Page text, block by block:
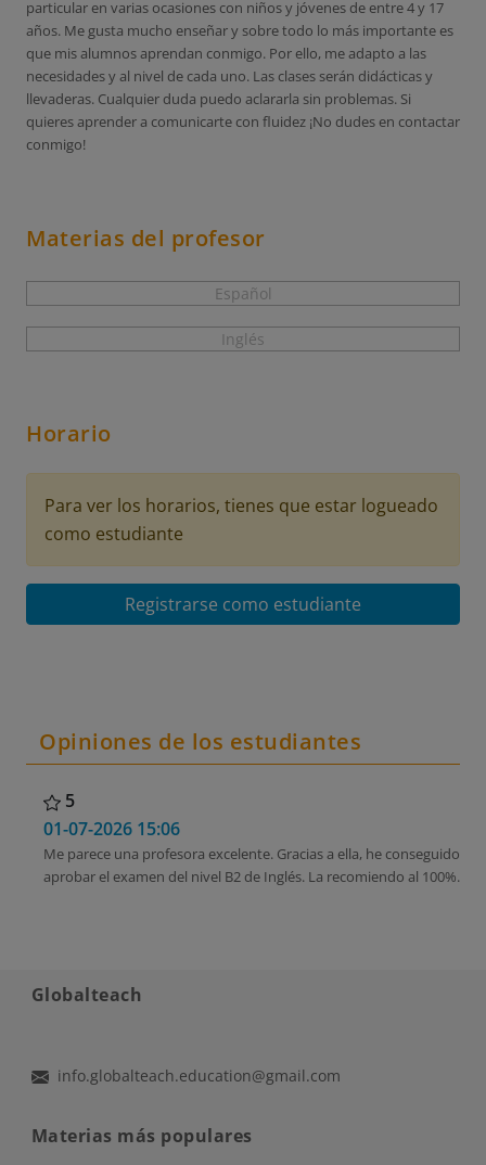
particular en varias ocasiones con niños y jóvenes de entre 4 y 17
años. Me gusta mucho enseñar y sobre todo lo más importante es
que mis alumnos aprendan conmigo. Por ello, me adapto a las
necesidades y al nivel de cada uno. Las clases serán didácticas y
llevaderas. Cualquier duda puedo aclararla sin problemas. Si
quieres aprender a comunicarte con fluidez ¡No dudes en contactar
conmigo!
Materias del profesor
Español
Inglés
Horario
Para ver los horarios, tienes que estar logueado
como estudiante
Registrarse como estudiante
Opiniones de los estudiantes
5
01-07-2026 15:06
Me parece una profesora excelente. Gracias a ella, he conseguido
aprobar el examen del nivel B2 de Inglés. La recomiendo al 100%.
Globalteach
info.globalteach.education@gmail.com
Materias más populares